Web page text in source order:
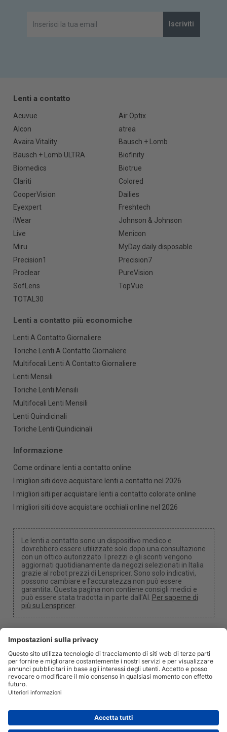
Iscriviti
Lenti a contatto
Acuvue
Air Optix
Alcon
atrea
Avaira Vitality
Bausch + Lomb
Bausch + Lomb ULTRA
Biofinity
Biomedics
Biotrue
Clariti
Colored
CooperVision
Dailies
Eyexpert
Freshtech
iWear
Johnson & Johnson
Live
Menicon
Miru
MyDay daily disposable
Precision1
Precision7
Proclear
PureVision
SofLens
TopVue
TOTAL30
Lenti a contatto più economiche
Lenti A Contatto Giornaliere
Toriche Lenti A Contatto Giornaliere
Multifocali Lenti A Contatto Giornaliere
Lenti Mensili
Toriche Lenti Mensili
Multifocali Lenti Mensili
Lenti Quindicinali
Toriche Lenti Quindicinali
Informazione
Come ordinare lenti a contatto online
I migliori siti dove acquistare lenti a contatto nel 2026
I migliori siti per acquistare lenti a contatto colorate online
I migliori siti dove acquistare occhiali online nel 2026
Le lenti a contatto sono un dispositivo medico e
dovrebbero essere utilizzate solo dopo una consultazione
con un ottico autorizzato. I prezzi e gli sconti vengono
aggiornati quotidianamente da negozi selezionati in Italia
grazie al robot prezzi di Lenspricer. Sono solo indicativi,
possono cambiare e l'accuratezza non può essere
garantita. Questa pagina non contiene consigli medici e
può essere stata tradotta in parte dall'AI. Per saperne di
più su Lenspricer.
Impostazioni dei cookie
Potremmo ricevere una commissione se utilizzi uno dei
nostri link per effettuare un acquisto.
Chi siamoNotizieInformazionePrivacyLegale
info@lenspricer.it